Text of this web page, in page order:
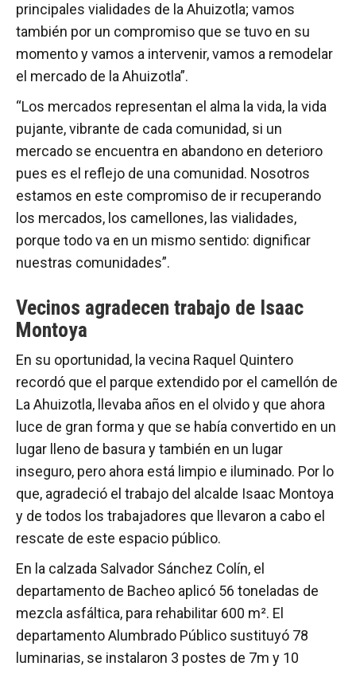
principales vialidades de la Ahuizotla; vamos
también por un compromiso que se tuvo en su
momento y vamos a intervenir, vamos a remodelar
el mercado de la Ahuizotla”.
“Los mercados representan el alma la vida, la vida
pujante, vibrante de cada comunidad, si un
mercado se encuentra en abandono en deterioro
pues es el reflejo de una comunidad. Nosotros
estamos en este compromiso de ir recuperando
los mercados, los camellones, las vialidades,
porque todo va en un mismo sentido: dignificar
nuestras comunidades”.
Vecinos agradecen trabajo de Isaac
Montoya
En su oportunidad, la vecina Raquel Quintero
recordó que el parque extendido por el camellón de
La Ahuizotla, llevaba años en el olvido y que ahora
luce de gran forma y que se había convertido en un
lugar lleno de basura y también en un lugar
inseguro, pero ahora está limpio e iluminado. Por lo
que, agradeció el trabajo del alcalde Isaac Montoya
y de todos los trabajadores que llevaron a cabo el
rescate de este espacio público.
En la calzada Salvador Sánchez Colín, el
departamento de Bacheo aplicó 56 toneladas de
mezcla asfáltica, para rehabilitar 600 m². El
departamento Alumbrado Público sustituyó 78
luminarias, se instalaron 3 postes de 7m y 10